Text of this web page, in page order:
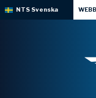
NTS Svenska